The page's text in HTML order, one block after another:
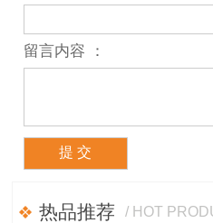
留言内容 ：
热品推荐 / HOT